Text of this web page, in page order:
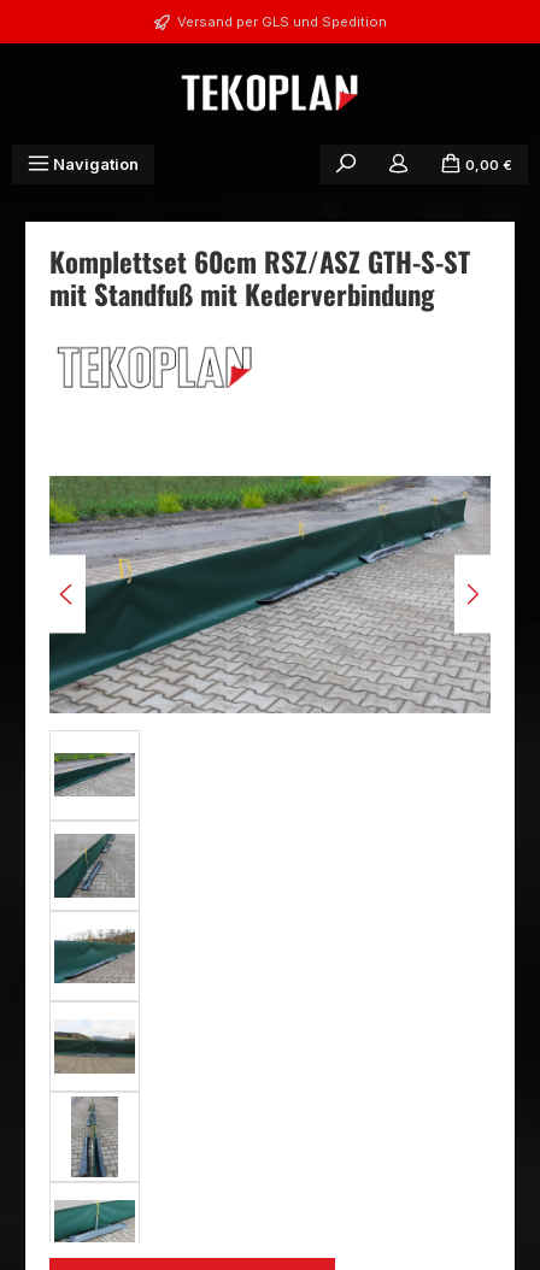
Zum Hauptinhalt springenVersand per GLS und Spedition
Navigation 0,00 €
Komplettset 60cm RSZ/ASZ GTH-S-ST
mit Standfuß mit Kederverbindung